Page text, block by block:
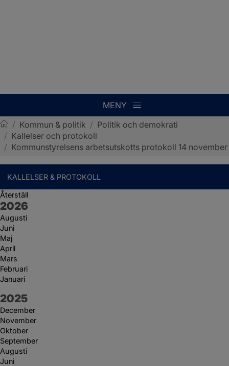
MENY
Sotenäs kommun
/ Kommun & politik / Politik och demokrati
/ Kallelser och protokoll
/ Kommunstyrelsens arbetsutskotts protokoll 14 november
KALLELSER & PROTOKOLL
Återställ
År:
2026
Augusti
Juni
Maj
April
Mars
Februari
Januari
År:
2025
December
November
Oktober
September
Augusti
Juni